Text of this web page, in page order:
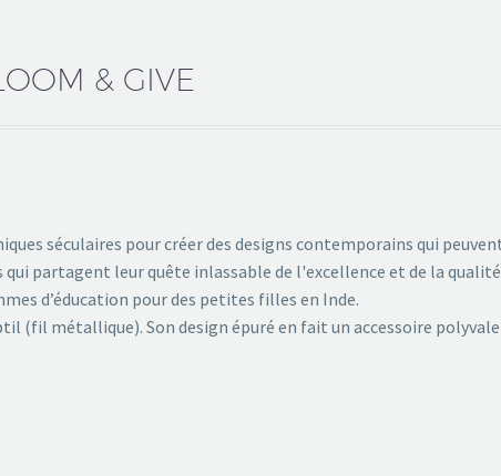
& GIVE
séculaires pour créer des designs contemporains qui
partagent leur quête inlassable de l'excellence et de la
d’éducation pour des petites filles en Inde.
(fil métallique). Son design épuré en fait un accessoire